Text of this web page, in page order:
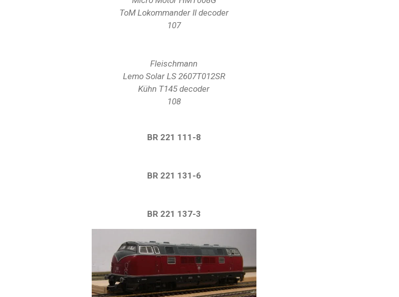
ToM Lokommander II decoder
107
Fleischmann
Lemo Solar LS 2607T012SR
Kühn T145 decoder
108
BR 221 111-8
BR 221 131-6
BR 221 137-3